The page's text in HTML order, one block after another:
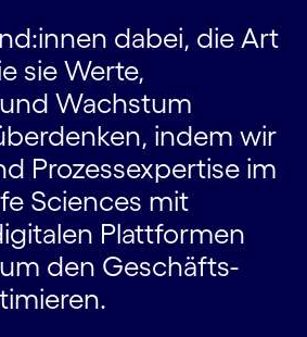
dabei, die Art
sie Werte,
Wachstum
indem wir
Prozessexpertise im
Sciences mit
Plattformen
den Geschäfts­